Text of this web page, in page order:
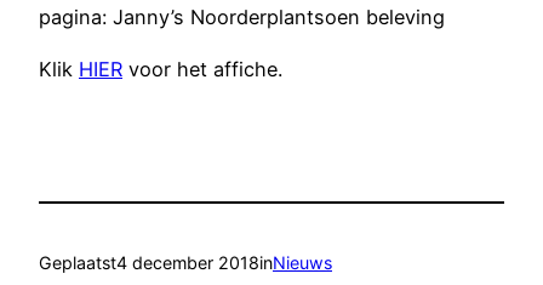
pagina: Janny’s Noorderplantsoen beleving
Klik HIER voor het affiche.
Geplaatst4 december 2018inNieuws